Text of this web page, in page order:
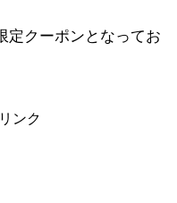
定クーポンとなってお
ンク